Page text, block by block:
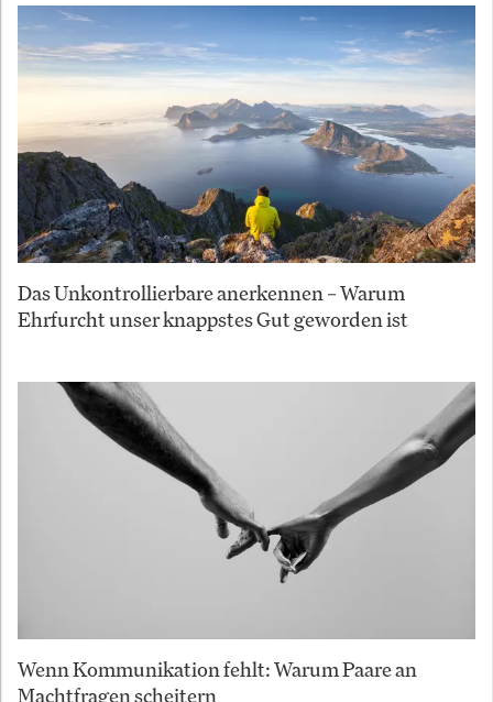
Das Unkontrollierbare anerkennen – Warum
Ehrfurcht unser knappstes Gut geworden ist
Wenn Kommunikation fehlt: Warum Paare an
Machtfragen scheitern